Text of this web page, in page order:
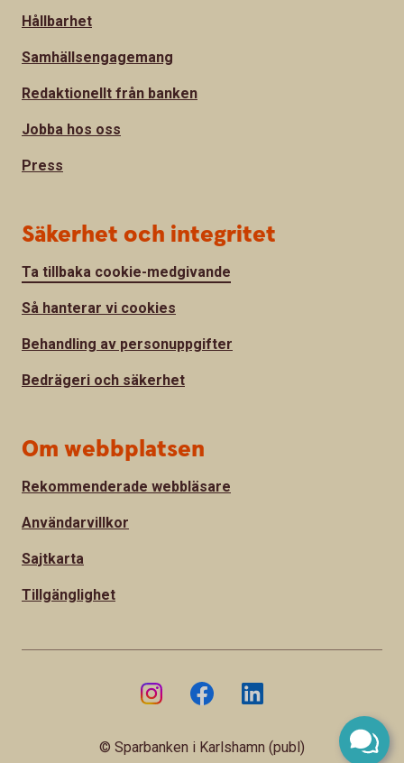
Hållbarhet
Samhällsengagemang
Redaktionellt från banken
Jobba hos oss
Press
Säkerhet och integritet
Ta tillbaka cookie-medgivande
Så hanterar vi cookies
Behandling av personuppgifter
Bedrägeri och säkerhet
Om webbplatsen
Rekommenderade webbläsare
Användarvillkor
Sajtkarta
Tillgänglighet
© Sparbanken i Karlshamn (publ)